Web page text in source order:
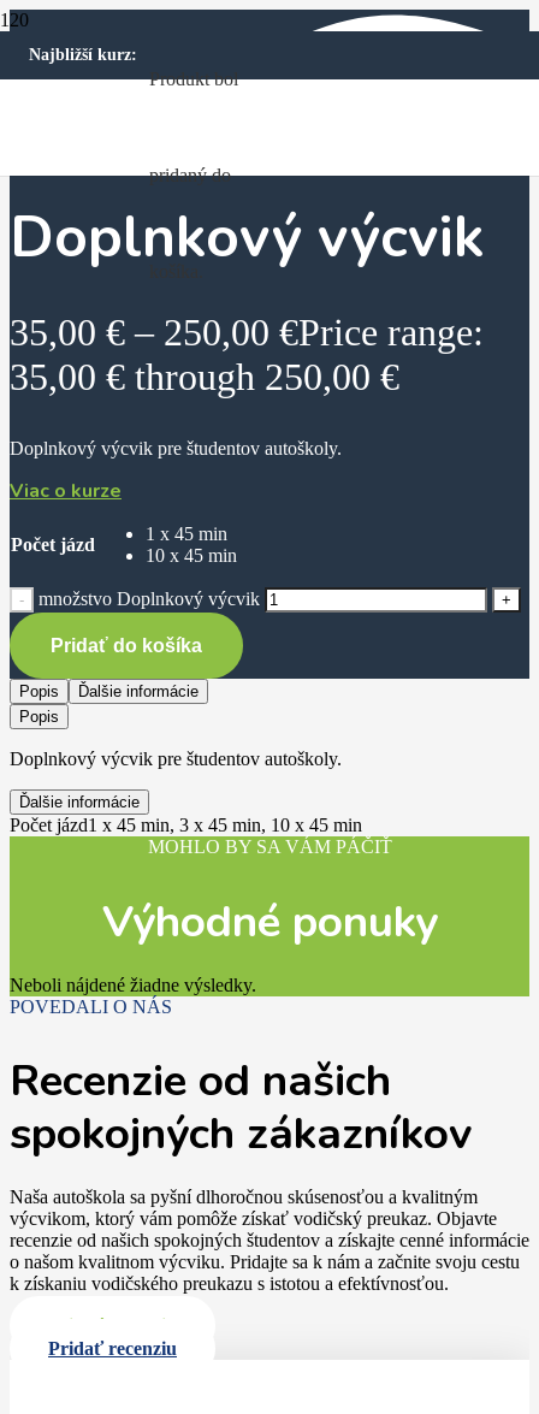
Najbližší kurz:
Produktbol
pridaný do
Doplnkový výcvik
35,00 € – 250,00 €Price range:
35,00 € through 250,00 €
Doplnkový výcvik pre študentov autoškoly.
Viac o kurze
Počet jázd
1 x 45 min
10 x 45 min
množstvo Doplnkový výcvik
Pridať do košíka
Popis
Ďalšie informácie
Popis
Doplnkový výcvik pre študentov autoškoly.
Ďalšie informácie
Počet jázd1 x 45 min, 3 x 45 min, 10 x 45 min
MOHLO BY SA VÁM PÁČIŤ
Výhodné ponuky
Neboli nájdené žiadne výsledky.
POVEDALI O NÁS
Recenzie od našich
spokojných zákazníkov
Naša autoškola sa pyšní dlhoročnou skúsenosťou a kvalitným
výcvikom, ktorý vám pomôže získať vodičský preukaz. Objavte
recenzie od našich spokojných študentov a získajte cenné informácie
o našom kvalitnom výcviku. Pridajte sa k nám a začnite svoju cestu
k získaniu vodičského preukazu s istotou a efektívnosťou.
Pridať recenziu
Pridať recenziu